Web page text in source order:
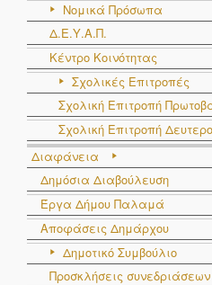
Νομικά Πρόσωπα
Δ.Ε.Υ.Α.Π.
Κέντρο Κοινότητας
Σχολικές Επιτροπές
Σχολική Επιτροπή
Σχολική Επιτροπή
Διαφάνεια
Δημόσια Διαβούλευση
Έργα Δήμου Παλαμά
Αποφάσεις Δημάρχου
Δημοτικό Συμβούλιο
Προσκλήσεις